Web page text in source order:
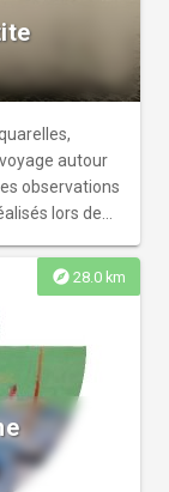
autour
observations
lors de
répond aux
mes
dans ce
absence, flux
«
paysages
D’autres
à la mer,
peut
explore 28.0 km